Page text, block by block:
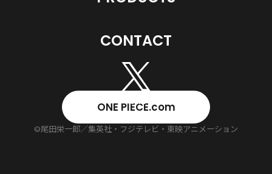
CONTACT
ONE PIECE.com
©尾田栄一郎／集英社・フジテレビ・東映アニメーション